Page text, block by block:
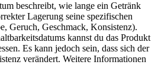
beschreibt, wie lange ein Getränk
Lagerung seine spezifischen
Geruch, Geschmack, Konsistenz).
kannst du das Produkt
Es kann jedoch sein, dass sich der
verändert. Weitere Informationen